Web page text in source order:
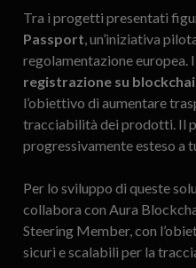
Tra i progetti presentati
Passport, un’iniziativa
regolamentazione europea.
registrazione su
l’obiettivo di aumentare
tracciabilità dei prodotti. Il
progressivamente esteso a
Per lo sviluppo di queste
collabora con Aura
Steering Member, con
sicuri e scalabili per la